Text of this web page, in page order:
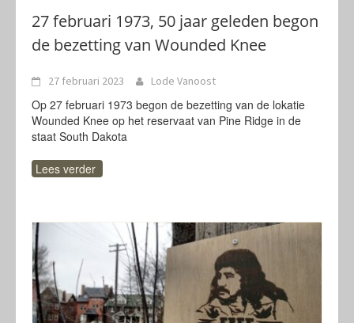
27 februari 1973, 50 jaar geleden begon
de bezetting van Wounded Knee
27 februari 2023 Lode Vanoost
Op 27 februari 1973 begon de bezetting van de lokatie
Wounded Knee op het reservaat van Pine Ridge in de
staat South Dakota
Lees verder